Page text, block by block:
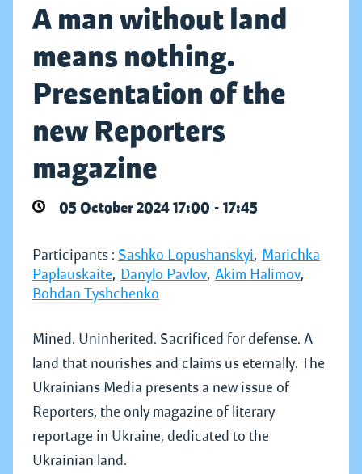
A man without land
means nothing.
Presentation of the
new Reporters
magazine
05 October 2024 17:00 - 17:45
Participants : Sashko Lopushanskyi, Marichka
Paplauskaite, Danylo Pavlov, Akim Halimov,
Bohdan Tyshchenko
Mined. Uninherited. Sacrificed for defense. A
land that nourishes and claims us eternally. The
Ukrainians Media presents a new issue of
Reporters, the only magazine of literary
reportage in Ukraine, dedicated to the
Ukrainian land.